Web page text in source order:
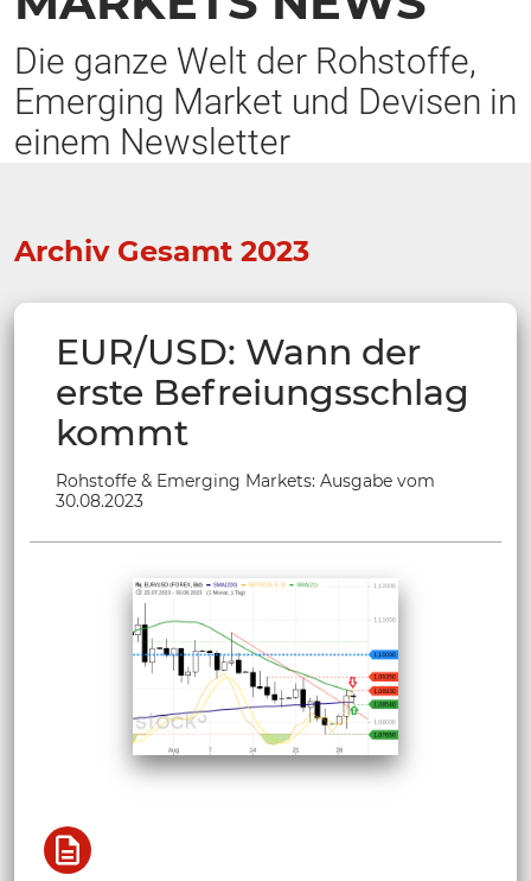
Die ganze Welt der Rohstoffe,
Emerging Market und Devisen in
einem Newsletter
Archiv Gesamt 2023
EUR/USD: Wann der
erste Befreiungsschlag
kommt
Rohstoffe & Emerging Markets: Ausgabe vom
30.08.2023